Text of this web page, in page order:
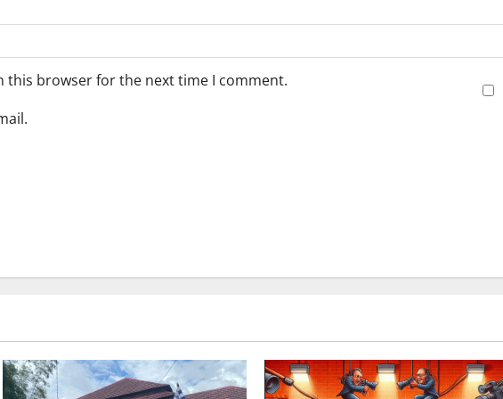
this browser for the next time I comment.